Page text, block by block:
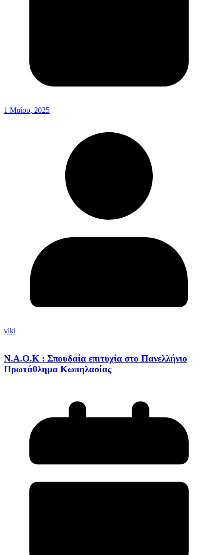
1 Μαΐου, 2025
viki
Ν.Α.Ο.Κ : Σπουδαία επιτυχία στο Πανελλήνιο
Πρωτάθλημα Κωπηλασίας